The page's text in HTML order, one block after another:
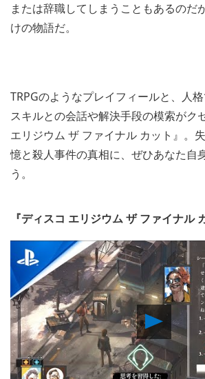
または辞職してしまうこともあるのだ
けの物語だ。
TRPGのようなプレイフィールと、人
スキルとの会話や解決手段の模索がク
エリジウム ザ ファイナル カット』。
憶と殺人事件の真相に、ぜひあなた自
う。
『ディスコ エリジウム ザ ファイナル
Play
Video